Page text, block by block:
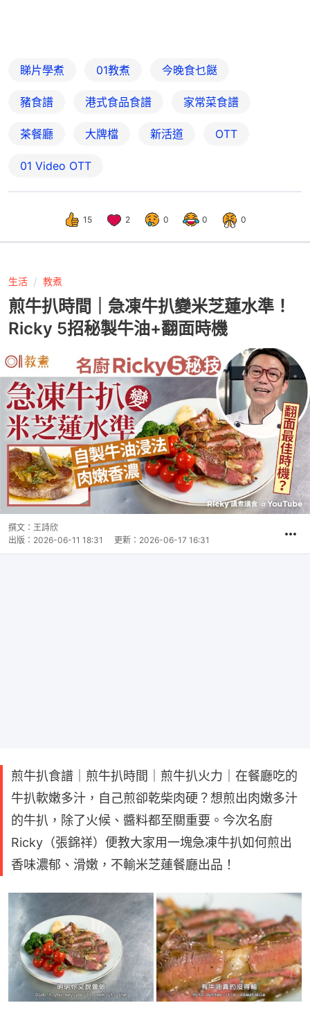
睇片學煮 01教煮 今晚食乜餸
豬食譜 港式食品食譜 家常菜食譜
茶餐廳 大牌檔 新活道 OTT
01‌ ‌Video‌ ‌OTT
15 2 0 0 0
生活 教煮
煎牛扒時間｜急凍牛扒變米芝蓮水準！
Ricky 5招秘製牛油+翻面時機
撰文： 王詩欣
出版： 2026-06-11 18:31 更新： 2026-06-17 16:31
煎牛扒食譜｜煎牛扒時間｜煎牛扒火力｜在餐廳吃的
牛扒軟嫩多汁，自己煎卻乾柴肉硬？想煎出肉嫩多汁
的牛扒，除了火候、醬料都至關重要。今次名廚
Ricky（張錦祥）便教大家用一塊急凍牛扒如何煎出
香味濃郁、滑嫩，不輸米芝蓮餐廳出品！